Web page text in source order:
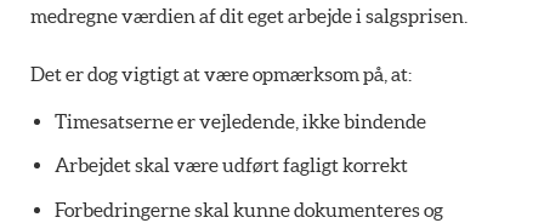
medregne værdien af dit eget arbejde i salgsprisen.
Det er dog vigtigt at være opmærksom på, at:
Timesatserne er vejledende, ikke bindende
Arbejdet skal være udført fagligt korrekt
Forbedringerne skal kunne dokumenteres og